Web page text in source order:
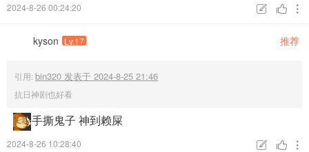
2024-8-26 00:24:20  

kyson Lv.17 推荐
引用: bin320 发表于 2024-8-25 21:46
抗日神剧也好看
手撕鬼子 神到赖屎
2024-8-26 10:28:40  
